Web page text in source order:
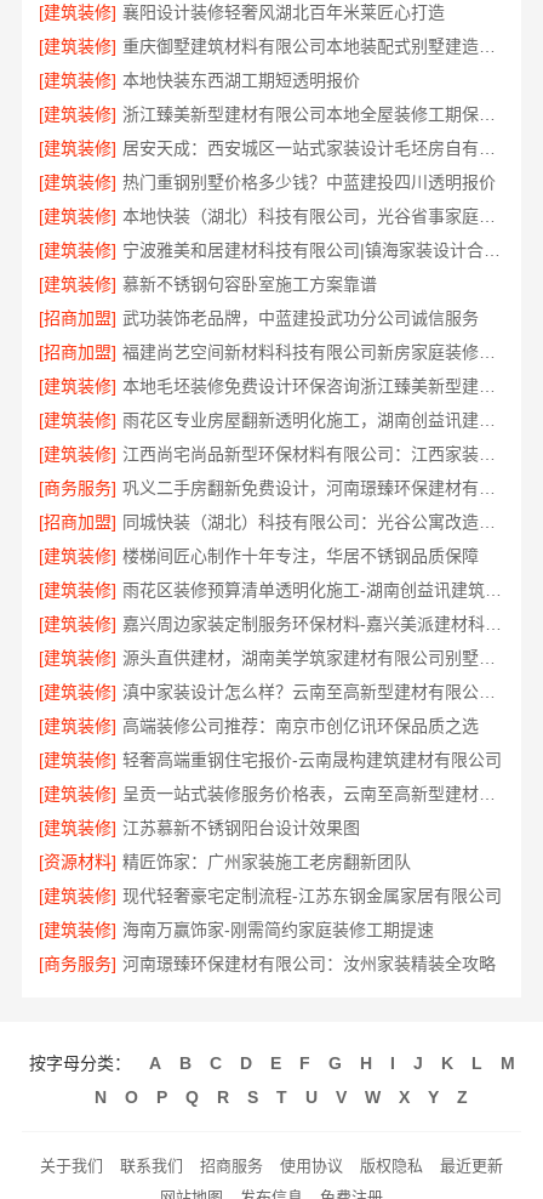
[建筑装修] 襄阳设计装修轻奢风湖北百年米莱匠心打造
[建筑装修]
重庆御墅建筑材料有限公司本地装配式别墅建造零增项
[建筑装修] 本地快装东西湖工期短透明报价
[建筑装修]
浙江臻美新型建材有限公司本地全屋装修工期保障大平层
[建筑装修]
[建筑装修] 热门重钢别墅价格多少钱？中蓝建投四川透明报价
[建筑装修]
本地快装（湖北）科技有限公司，光谷省事家庭装修婚房全包
[建筑装修]
宁波雅美和居建材科技有限公司|镇海家装设计合作联系方式
[建筑装修] 慕新不锈钢句容卧室施工方案靠谱
[招商加盟] 武功装饰老品牌，中蓝建投武功分公司诚信服务
[招商加盟]
福建尚艺空间新材料科技有限公司新房家庭装修上门量房整体落地
[建筑装修]
本地毛坯装修免费设计环保咨询浙江臻美新型建材有限公司
[建筑装修]
雨花区专业房屋翻新透明化施工，湖南创益讯建筑有限公司
[建筑装修]
江西尚宅尚品新型环保材料有限公司：江西家装奶油风设计案例赏析
[商务服务]
[招商加盟]
同城快装（湖北）科技有限公司：光谷公寓改造极简风科技家装
[建筑装修] 楼梯间匠心制作十年专注，华居不锈钢品质保障
[建筑装修]
雨花区装修预算清单透明化施工-湖南创益讯建筑有限公司
[建筑装修]
嘉兴周边家装定制服务环保材料-嘉兴美派建材科技有限公司
[建筑装修]
源头直供建材，湖南美学筑家建材有限公司别墅装修
[建筑装修]
滇中家装设计怎么样？云南至高新型建材有限公司口碑好
[建筑装修] 高端装修公司推荐：南京市创亿讯环保品质之选
[建筑装修] 轻奢高端重钢住宅报价-云南晟构建筑建材有限公司
[建筑装修]
呈贡一站式装修服务价格表，云南至高新型建材有限公司闭口合同
[建筑装修] 江苏慕新不锈钢阳台设计效果图
[资源材料] 精匠饰家：广州家装施工老房翻新团队
[建筑装修] 现代轻奢豪宅定制流程-江苏东钢金属家居有限公司
[建筑装修] 海南万赢饰家-刚需简约家庭装修工期提速
[商务服务] 河南璟臻环保建材有限公司：汝州家装精装全攻略
按字母分类： A B C D E F G H I J K L
M
N
O P Q R S T U V W X Y Z
关于我们 联系我们 招商服务 使用协议 版权隐私
最近更新